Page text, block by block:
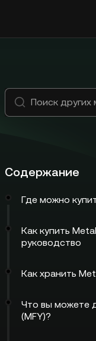
Содержание
Где можно
Как купить
руководство
Как хранить
Что вы можете
(MFY)?